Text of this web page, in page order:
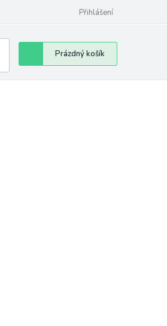
Přihlášení
Nákupní
košík
Prázdný košík